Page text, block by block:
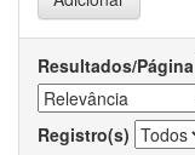
Resultados/Página
Registro(s)